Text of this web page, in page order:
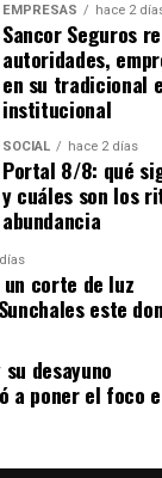
de
pueden
para seguir el
en diferentes
estafa digital,
las
de los
Perfil
EMPRESAS hace 2
Sancor Seguros
autoridades,
en su tradicional
institucional
SOCIAL hace 2 días
Portal 8/8: qué
y cuáles son los
abundancia
un corte de luz
este
su desayuno
a poner el foco